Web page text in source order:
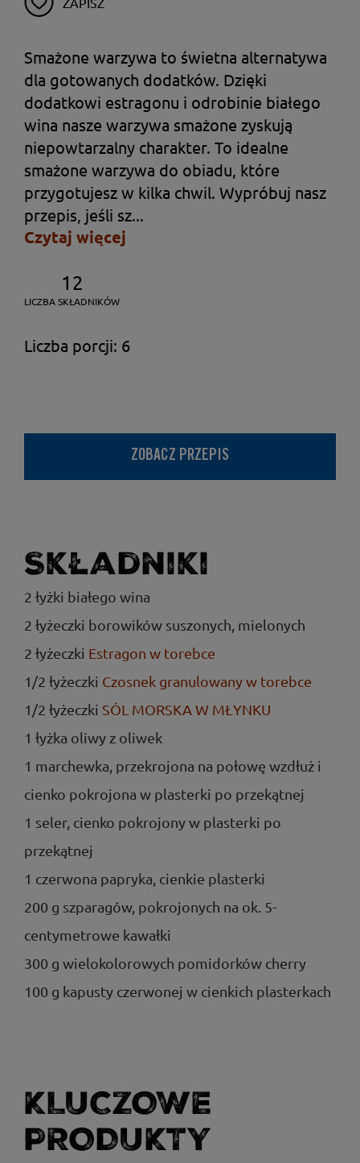
Smażone warzywa to świetna alternatywa
dla gotowanych dodatków. Dzięki
dodatkowi estragonu i odrobinie białego
wina nasze warzywa smażone zyskują
niepowtarzalny charakter. To idealne
smażone warzywa do obiadu, które
przygotujesz w kilka chwil. Wypróbuj nasz
przepis, jeśli sz...
Czytaj więcej
12
LICZBA SKŁADNIKÓW
Liczba porcji: 6
ZOBACZ PRZEPIS
Składniki
2 łyżki białego wina
2 łyżeczki borowików suszonych, mielonych
2 łyżeczki Estragon w torebce
1/2 łyżeczki Czosnek granulowany w torebce
1/2 łyżeczki SÓL MORSKA W MŁYNKU
1 łyżka oliwy z oliwek
1 marchewka, przekrojona na połowę wzdłuż i
cienko pokrojona w plasterki po przekątnej
1 seler, cienko pokrojony w plasterki po
przekątnej
1 czerwona papryka, cienkie plasterki
200 g szparagów, pokrojonych na ok. 5-
centymetrowe kawałki
300 g wielokolorowych pomidorków cherry
100 g kapusty czerwonej w cienkich plasterkach
KLUCZOWE
PRODUKTY